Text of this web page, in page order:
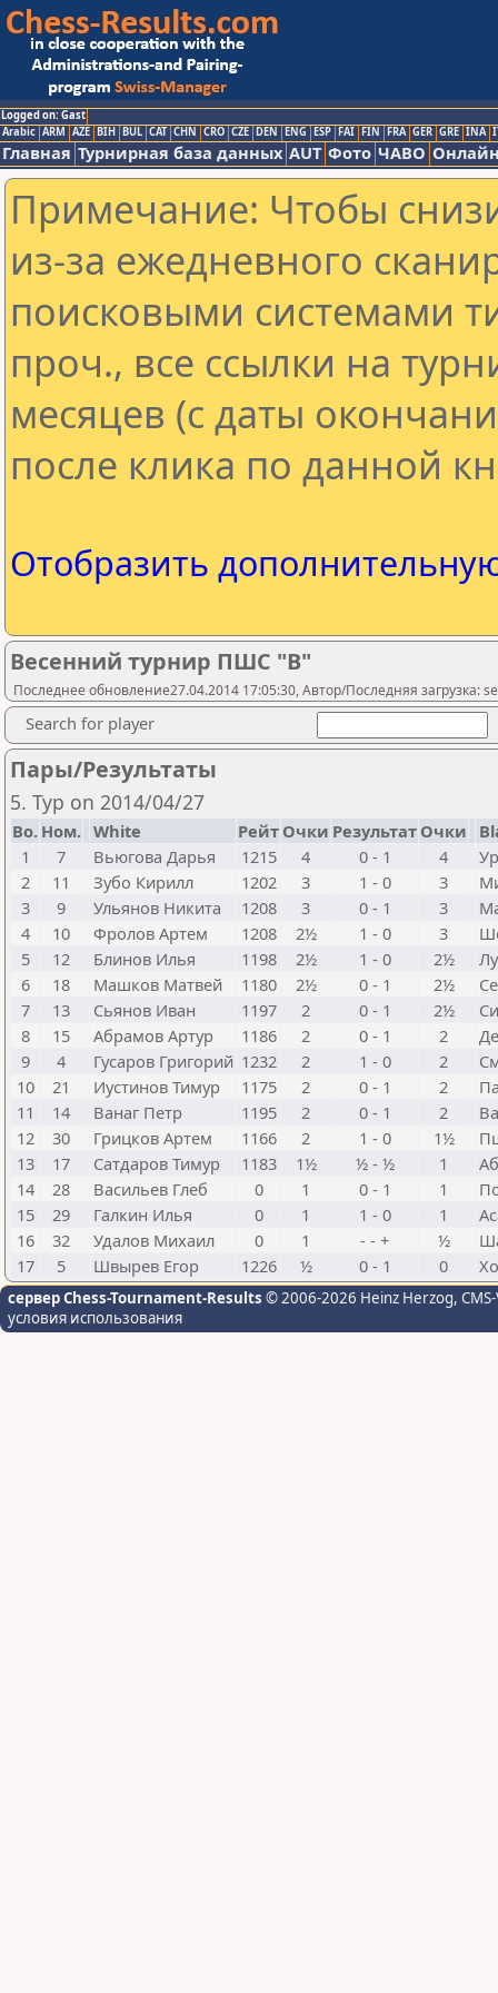
Logged on: Gast
Arabic ARM AZE BIH BUL CAT CHN CRO CZE DEN ENG ESP FAI FIN FRA GER GRE INA
Главная Турнирная база данных AUT Фото ЧАВО
Примечание: Чтобы
из-за ежедневного
поисковыми системами
проч., все ссылки на
месяцев (с даты
после клика по данной
Отобразить
Весенний турнир ПШС "В"
Последнее обновление27.04.2014 17:05:30, Автор/Последняя загрузка:
Search for player
Пары/Результаты
5. Тур on 2014/04/27
Bo. Ном. White Рейт Очки Результат Очки
1
7 Вьюгова Дарья 1215 4 0 - 1 4
2
11 Зубо Кирилл 1202 3 1 - 0 3
3
9 Ульянов Никита 1208 3 0 - 1 3
4
10 Фролов Артем 1208 2½ 1 - 0 3
5
12 Блинов Илья 1198 2½ 1 - 0 2½
6
18 Машков Матвей 1180 2½ 0 - 1 2½
7
13 Сьянов Иван 1197 2 0 - 1 2½
8
15 Абрамов Артур 1186 2 0 - 1 2
9
4 Гусаров Григорий 1232 2 1 - 0 2
10
21 Иустинов Тимур 1175 2 0 - 1 2
11
14 Ванаг Петр 1195 2 0 - 1 2
12
30 Грицков Артем 1166 2 1 - 0 1½
13
17 Сатдаров Тимур 1183 1½ ½ - ½ 1
14
28 Васильев Глеб 0 1 0 - 1 1
15
29 Галкин Илья 0 1 1 - 0 1
16
32 Удалов Михаил 0 1 - - + ½
17
5 Швырев Егор 1226 ½ 0 - 1 0
сервер Chess-Tournament-Results © 2006-2026 Heinz Herzog,
условия использования